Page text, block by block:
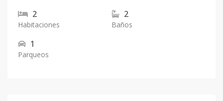
2
Habitaciones
2
Baños
1
Parqueos